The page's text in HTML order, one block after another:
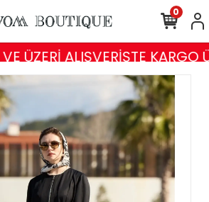
ÜZERİ ALIŞVERİŞTE KARGO
0